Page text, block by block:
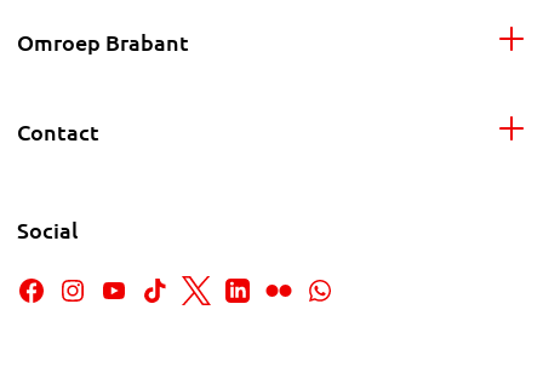
Omroep Brabant
Contact
Social